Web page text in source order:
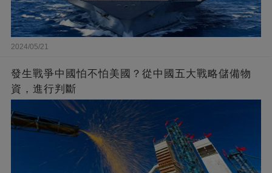
2024/05/21
發生戰爭中國怕不怕美國？從中國五大戰略儲備物
資，進行判斷